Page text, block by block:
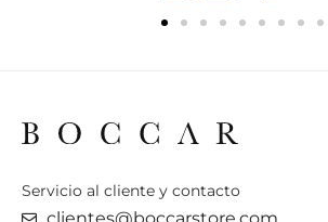
Servicio al cliente y contacto